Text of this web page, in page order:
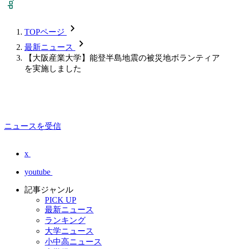
TOPページ chevron_forward
最新ニュース chevron_forward
【大阪産業大学】能登半島地震の被災地ボランティア
を実施しました
ニュースを受信
x
youtube
記事ジャンル
PICK UP
最新ニュース
ランキング
大学ニュース
小中高ニュース